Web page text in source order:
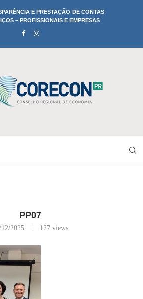
E PRESTAÇÃO DE CONTAS
– PROFISSIONAIS E EMPRESAS
PP07
2025 127 views